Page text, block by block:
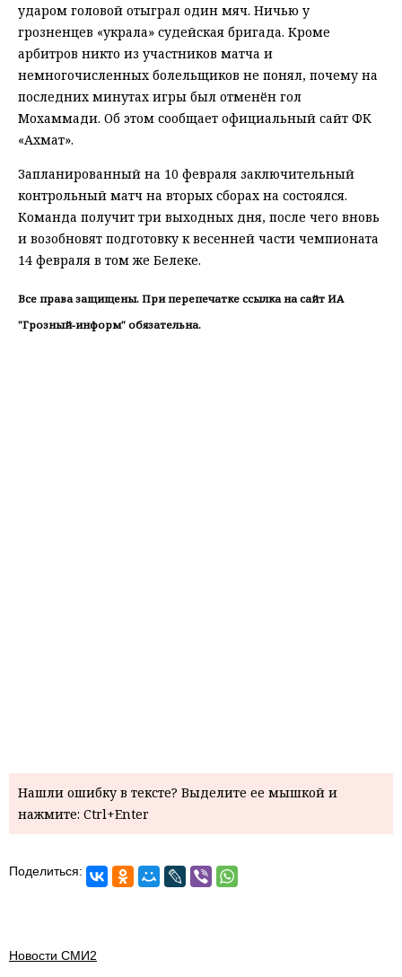
ударом головой отыграл один мяч. Ничью у
грозненцев «украла» судейская бригада. Кроме
арбитров никто из участников матча и
немногочисленных болельщиков не понял, почему на
последних минутах игры был отменён гол
Мохаммади. Об этом сообщает официальный сайт ФК
«Ахмат».
Запланированный на 10 февраля заключительный
контрольный матч на вторых сборах на состоялся.
Команда получит три выходных дня, после чего вновь
и возобновят подготовку к весенней части чемпионата
14 февраля в том же Белеке.
Все права защищены. При перепечатке ссылка на сайт ИА
"Грозный-информ" обязательна.
Нашли ошибку в тексте? Выделите ее мышкой и
нажмите: Ctrl+Enter
Поделиться:
Новости СМИ2